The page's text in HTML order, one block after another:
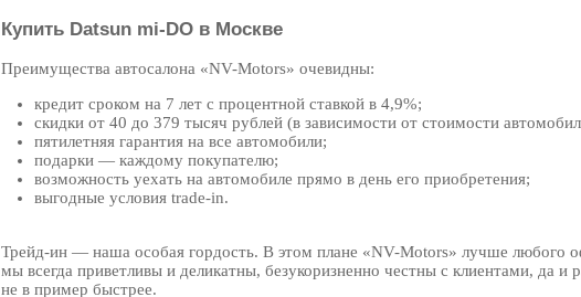
Купить Datsun mi-DO в Москве
Преимущества автосалона «NV-Motors» очевидны:
кредит сроком на 7 лет с процентной ставкой в 4,9%;
скидки от 40 до 379 тысяч рублей (в зависимости от стоимости
пятилетняя гарантия на все автомобили;
подарки — каждому покупателю;
возможность уехать на автомобиле прямо в день его приобретения;
выгодные условия trade-in.
Трейд-ин — наша особая гордость. В этом плане «NV-Motors» лучше любого
мы всегда приветливы и деликатны, безукоризненно честны с клиентами, да и
не в пример быстрее.